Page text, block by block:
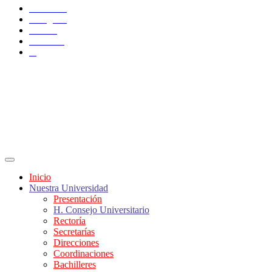
Inicio
Nuestra Universidad
Presentación
H. Consejo Universitario
Rectoría
Secretarías
Direcciones
Coordinaciones
Bachilleres